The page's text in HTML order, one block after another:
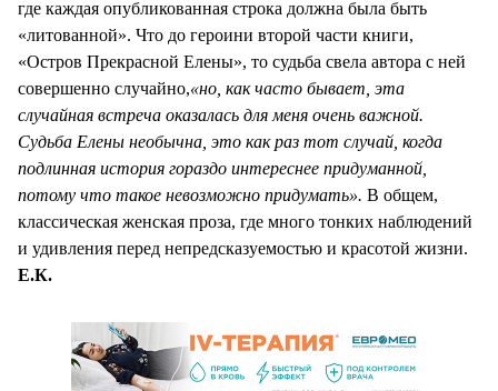
где каждая опубликованная строка должна была быть
«литованной». Что до героини второй части книги,
«Остров Прекрасной Елены», то судьба свела автора с ней
совершенно случайно,«но, как часто бывает, эта
случайная встреча оказалась для меня очень важной.
Судьба Елены необычна, это как раз тот случай, когда
подлинная история гораздо интереснее придуманной,
потому что такое невозможно придумать». В общем,
классическая женская проза, где много тонких наблюдений
и удивления перед непредсказуемостью и красотой жизни.
Е.К.